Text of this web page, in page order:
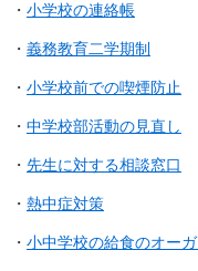
・ 小学校の連絡帳
・ 義務教育二学期制
・ 小学校前での喫煙防止
・ 中学校部活動の見直し
・ 先生に対する相談窓口
・ 熱中症対策
・ 小中学校の給食のオー